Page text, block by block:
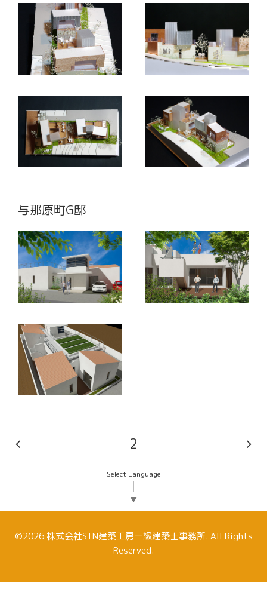
与那原町G邸
2
Select Language
▼
©2026 株式会社STN建築工房一級建築士事務所. All Rights
Reserved.